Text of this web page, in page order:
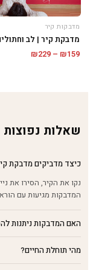
מדבקות קיר
מדבקת קיר | לב
₪159
–
₪229
שאלות נפוצות
כיצד מדביקים מדבקת
נקו את הקיר, הסירו את
המדבקות מגיעות עם
האם המדבקות ניתנות
מהי תוחלת החיים?